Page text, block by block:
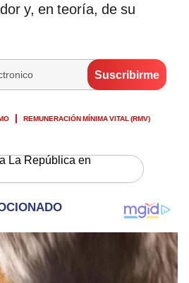
y, en teoría, de su
REMUNERACIÓN MÍNIMA VITAL (RMV)
La República en